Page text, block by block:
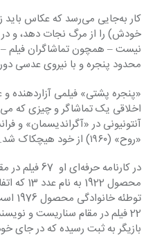
کار به‌جایی می‌رسد که
خودش) را از مرگ نجات دهد، و در
نیست – همچون تماشاگران فیلم
محدود پنجره و با نیروی عدسی
«پنجره پشتی» فیلمی آزاردهنده
آنتونیونی در «آگراندیسمان» و
«روح» (۱۹۶۰) از خود هیچکاک شد.
در کارنامه
محصول
بازیگر به ثبت رسیده که در جای